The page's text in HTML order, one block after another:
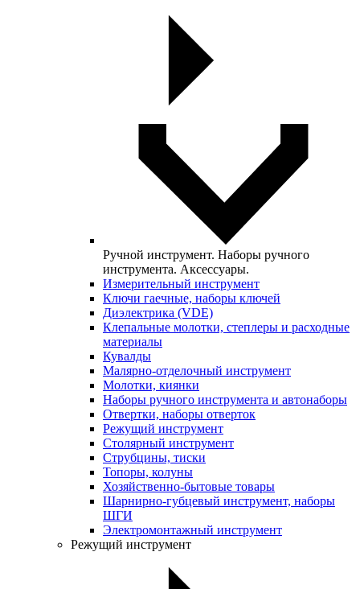
Ручной инструмент. Наборы ручного
инструмента. Аксессуары.
Измерительный инструмент
Ключи гаечные, наборы ключей
Диэлектрика (VDE)
Клепальные молотки, степлеры и расходные
материалы
Кувалды
Малярно-отделочный инструмент
Молотки, киянки
Наборы ручного инструмента и автонаборы
Отвертки, наборы отверток
Режущий инструмент
Столярный инструмент
Струбцины, тиски
Топоры, колуны
Хозяйственно-бытовые товары
Шарнирно-губцевый инструмент, наборы
ШГИ
Электромонтажный инструмент
Режущий инструмент